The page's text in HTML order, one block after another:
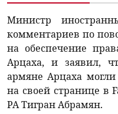
Министр
комментариев по
на обеспечение
Арцаха, и заявил,
армяне Арцаха
на своей странице в
РА Тигран Абрамян.